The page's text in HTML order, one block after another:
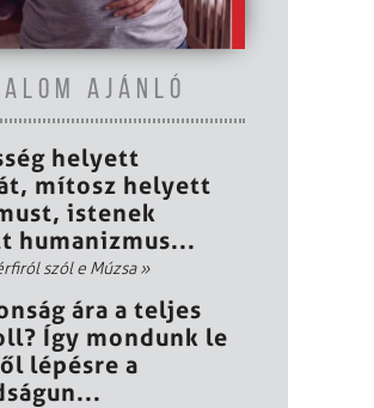
AJÁNLÓ
helyett
mítosz helyett
istenek
humanizmus...
szól e Múzsa»
ára a teljes
Így mondunk le
lépésre a